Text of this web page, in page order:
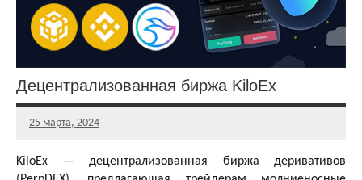
Децентрализованная биржа KiloEx
25 марта, 2024
Главный
KiloEx — децентрализованная биржа деривативов